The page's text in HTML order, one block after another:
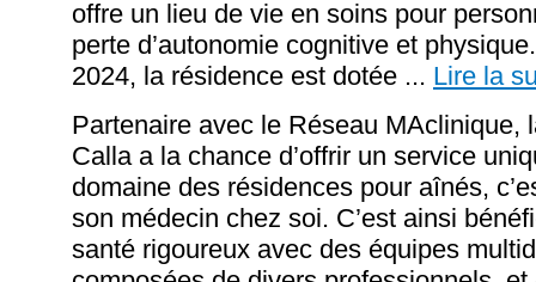
offre un lieu de vie en soins pour
perte d’autonomie cognitive et
2024, la résidence est dotée ... Lire la
Partenaire avec le Réseau MAclinique,
Calla a la chance d’offrir un service
domaine des résidences pour aînés,
son médecin chez soi. C’est ainsi
santé rigoureux avec des équipes